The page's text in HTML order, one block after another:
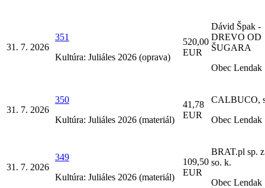
31. 7. 2026
351
Kultúra: Juliáles 2026 (oprava)
520,00
EUR
Dávid Špak -
DREVO OD
ŠUGARA
Obec Lendak
31. 7. 2026
350
Kultúra: Juliáles 2026 (materiál)
41,78
EUR
CALBUCO,
Obec Lendak
31. 7. 2026
349
Kultúra: Juliáles 2026 (materiál)
109,50
EUR
BRAT.pl sp.
so. k.
Obec Lendak